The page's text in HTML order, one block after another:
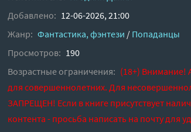
Добавлено: 12-06-2026, 21:00
Жанр: Фантастика, фэнтези / Попаданцы
Просмотров: 190
Возрастные ограничения: (18+) Внимание!
для совершеннолетних. Для
ЗАПРЕЩЕН! Если в книге присутствует
контента - просьба написать на почту для